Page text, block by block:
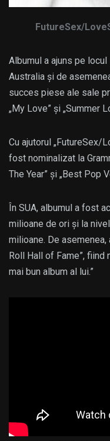
FutureSex/
Albumul a ajuns pe locul
Australia și de
succes piese ale sale
„My Love” și „Summer
Cu ajutorul „FutureSex/
fost nominalizat la
The Year” și „Best Pop
În SUA, albumul a fost
milioane de ori și la
milioane. De
Roll Hall of Fame”, fiind
mai bun album al lui.”